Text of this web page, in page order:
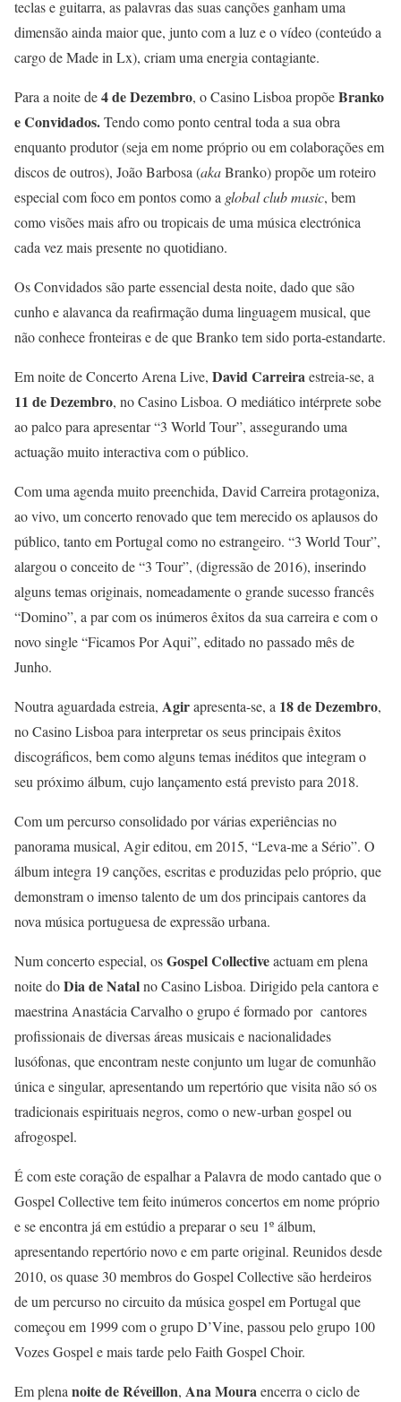
teclas e guitarra, as palavras das suas canções ganham uma
dimensão ainda maior que, junto com a luz e o vídeo (conteúdo a
cargo de Made in Lx), criam uma energia contagiante.
Para a noite de4 de Dezembro, o Casino Lisboa propõeBranko
e Convidados.Tendo como ponto central toda a sua obra
enquanto produtor (seja em nome próprio ou em colaborações em
discos de outros), João Barbosa (akaBranko) propõe um roteiro
especial com foco em pontos como a global club music, bem
como visões mais afro ou tropicais de uma música electrónica
cada vez mais presente no quotidiano.
Os Convidados são parte essencial desta noite, dado que são
cunho e alavanca da reafirmação duma linguagem musical, que
não conhece fronteiras e de que Branko tem sido porta-estandarte.
Em noite de Concerto Arena Live, David Carreiraestreia-se, a
11 de Dezembro, no Casino Lisboa. O mediático intérprete sobe
ao palco para apresentar “3 World Tour”, assegurando uma
actuação muito interactiva com o público.
Com uma agenda muito preenchida, David Carreira protagoniza,
ao vivo, um concerto renovado que tem merecido os aplausos do
público, tanto em Portugal como no estrangeiro. “3 World Tour”,
alargou o conceito de “3 Tour”, (digressão de 2016), inserindo
alguns temas originais, nomeadamente o grande sucesso francês
“Domino”, a par com os inúmeros êxitos da sua carreira e com o
novo single “Ficamos Por Aqui”, editado no passado mês de
Junho.
Noutra aguardada estreia, Agirapresenta-se, a 18 de Dezembro,
no Casino Lisboa para interpretar os seus principais êxitos
discográficos, bem como alguns temas inéditos que integram o
seu próximo álbum, cujo lançamento está previsto para 2018.
Com um percurso consolidado por várias experiências no
panorama musical, Agir editou, em 2015, “Leva-me a Sério”. O
álbum integra 19 canções, escritas e produzidas pelo próprio, que
demonstram o imenso talento de um dos principais cantores da
nova música portuguesa de expressão urbana.
Num concerto especial, osGospel Collectiveactuam em plena
noite doDia de Natalno Casino Lisboa. Dirigido pela cantora e
maestrina Anastácia Carvalho o grupo é formado por cantores
profissionais de diversas áreas musicais e nacionalidades
lusófonas, que encontram neste conjunto um lugar de comunhão
única e singular, apresentando um repertório que visita não só os
tradicionais espirituais negros, como o new-urban gospel ou
afrogospel.
É com este coração de espalhar a Palavra de modo cantado que o
Gospel Collective tem feito inúmeros concertos em nome próprio
e se encontra já em estúdio a preparar o seu 1º álbum,
apresentando repertório novo e em parte original. Reunidos desde
2010, os quase 30 membros do Gospel Collective são herdeiros
de um percurso no circuito da música gospel em Portugal que
começou em 1999 com o grupo D’Vine, passou pelo grupo 100
Vozes Gospel e mais tarde pelo Faith Gospel Choir.
Em plena noite de Réveillon, Ana Mouraencerra o ciclo de